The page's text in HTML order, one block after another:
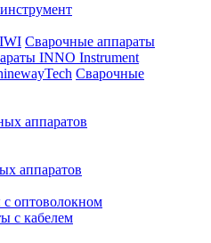
Сварочные аппараты
INNO Instrument
Cварочные
аппаратов
аппаратов
оптоволокном
с кабелем